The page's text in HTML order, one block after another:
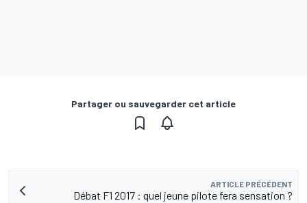
Partager ou sauvegarder cet article
ARTICLE PRÉCÉDENT
Débat F1 2017 : quel jeune pilote fera sensation ?